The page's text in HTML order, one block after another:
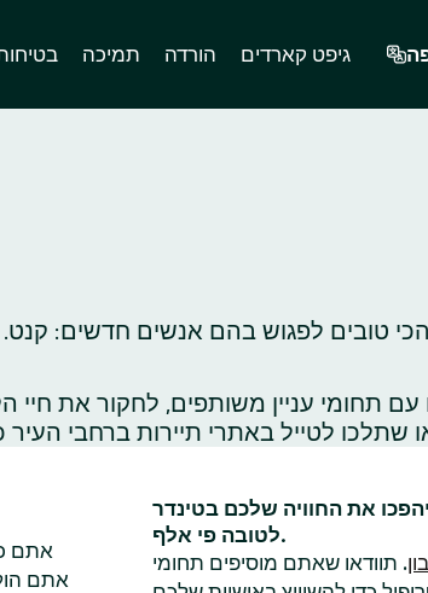
תמיכה הורדה גיפט קארדים
טובים לפגוש בהם אנשים חדשים:
תחומי עניין משותפים, לחקור את
אתם
אתם
את החוויה שלכם בטינדר
לטובה פי אלף.
. תוודאו שאתם מוסיפים תחומי